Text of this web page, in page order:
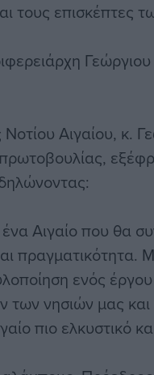
τους επισκέπτες
Γεώργιου
Αιγαίου, κ.
Αιγαίο που θα
πραγματικότητα.
ενός
νησιών μας και
πιο ελκυστικό